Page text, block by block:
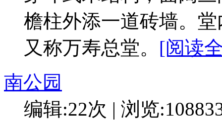
檐柱外添一道砖墙。
又称万寿总堂。 [阅读
南公园
编辑:22次 | 浏览